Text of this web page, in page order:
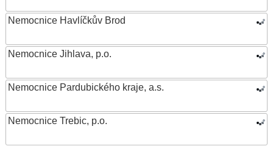
Nemocnice Havlíčkův Brod
Nemocnice Jihlava, p.o.
Nemocnice Pardubického kraje, a.s.
Nemocnice Trebic, p.o.